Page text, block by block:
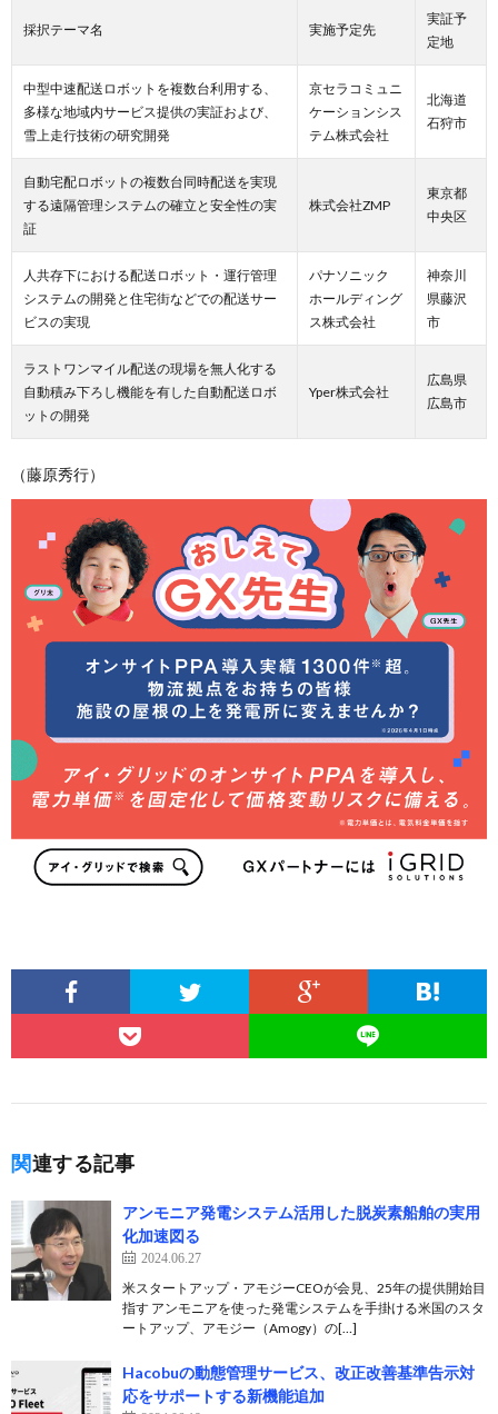
採択テーマ名 実施予定先
実証予
定地
中型中速配送ロボットを複数台利用する、
多様な地域内サービス提供の実証および、
雪上走行技術の研究開発
京セラコミュニ
ケーションシス
テム株式会社
北海道
石狩市
自動宅配ロボットの複数台同時配送を実現
する遠隔管理システムの確立と安全性の実
証
株式会社ZMP
東京都
中央区
人共存下における配送ロボット・運行管理
システムの開発と住宅街などでの配送サー
ビスの実現
パナソニック
ホールディング
ス株式会社
神奈川
県藤沢
市
ラストワンマイル配送の現場を無人化する
自動積み下ろし機能を有した自動配送ロボ
ットの開発
Yper株式会社
広島県
広島市
（藤原秀行）
関連する記事
アンモニア発電システム活用した脱炭素船舶の実用
化加速図る
2024.06.27
米スタートアップ・アモジーCEOが会見、25年の提供開始目
指す アンモニアを使った発電システムを手掛ける米国のスタ
ートアップ、アモジー（Amogy）の[…]
Hacobuの動態管理サービス、改正改善基準告示対
応をサポートする新機能追加